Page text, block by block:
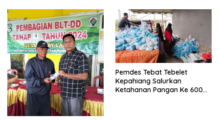
Pemdes Tebat Tebelet
Kepahiang Salurkan
Ketahanan Pangan Ke 600